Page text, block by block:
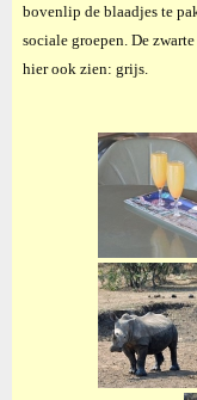
bovenlip de blaadjes te
sociale groepen. De
hier ook zien: grijs.